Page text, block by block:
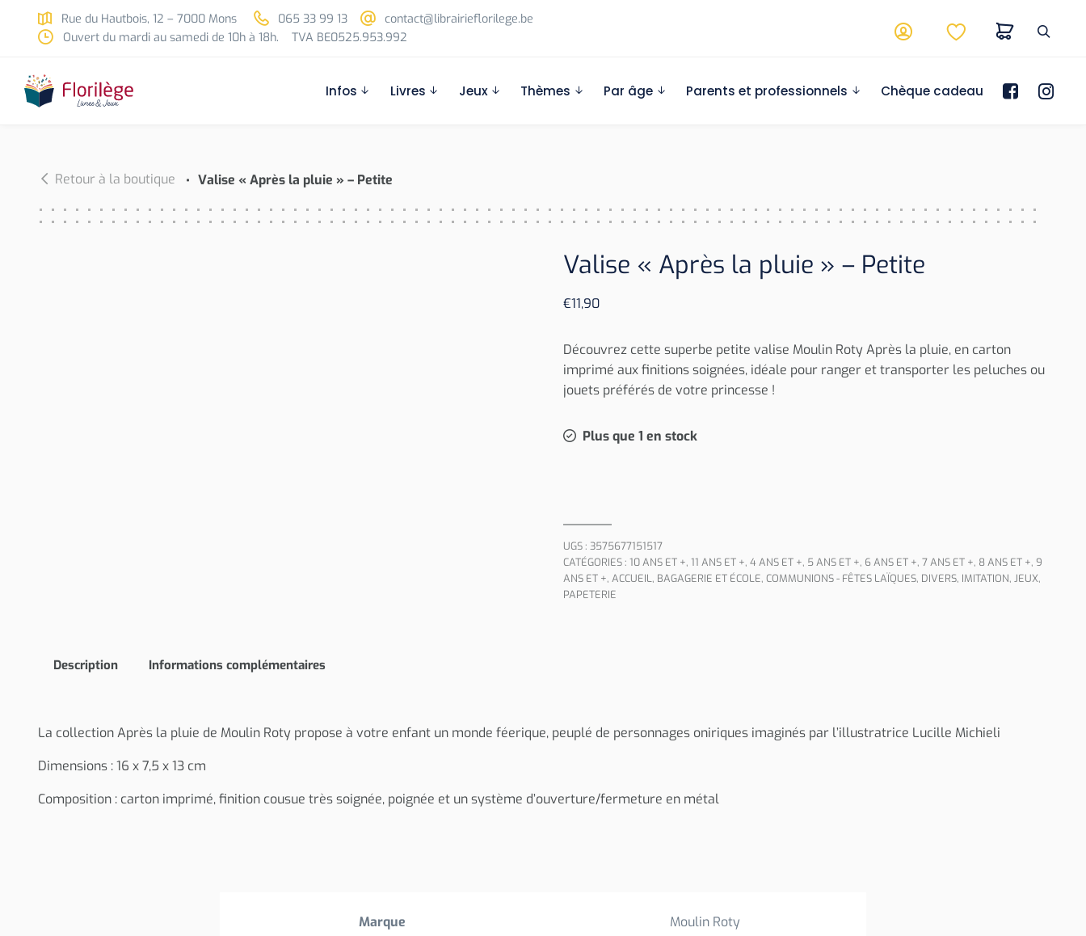
Skip to main content
Rue du Hautbois, 12 – 7000 Mons 065 33 99 13
contact@librairieflorilege.be
Ouvert du mardi au samedi de 10h à 18h.
TVA BE0525.953.992
Infos Livres Jeux Thèmes Par âge Parents et professionnels Chèque cadeau
Retour à la boutique Valise « Après la pluie » – Petite
Valise « Après la pluie » – Petite
€11,90
Découvrez cette superbe petite valise Moulin Roty Après la pluie, en carton
imprimé aux finitions soignées, idéale pour ranger et transporter les peluches ou
jouets préférés de votre princesse !
Plus que 1 en stock
UGS : 3575677151517
CATÉGORIES : 10 ANS ET +, 11 ANS ET +, 4 ANS ET +, 5 ANS ET +, 6 ANS ET +, 7 ANS ET +, 8 ANS ET +, 9
ANS ET +, ACCUEIL, BAGAGERIE ET ÉCOLE, COMMUNIONS - FÊTES LAÏQUES, DIVERS, IMITATION, JEUX,
PAPETERIE
Description Informations complémentaires
La collection Après la pluie de Moulin Roty propose à votre enfant un monde féerique, peuplé de personnages oniriques imaginés par l’illustratrice Lucille Michieli
Dimensions : 16 x 7,5 x 13 cm
Composition : carton imprimé, finition cousue très soignée, poignée et un système d’ouverture/fermeture en métal
Marque Moulin Roty